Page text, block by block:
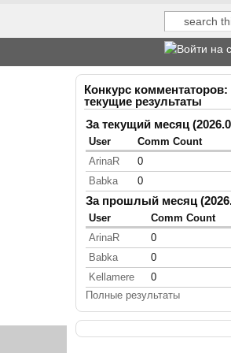
Форма
Поиск
Конкурс комментаторов:
текущие результаты
За текущий месяц
User Comm Count
ArinaR
0
Babka
0
За прошлый месяц
User Comm Count
ArinaR
0
Babka
0
Kellamere
0
Полные результаты